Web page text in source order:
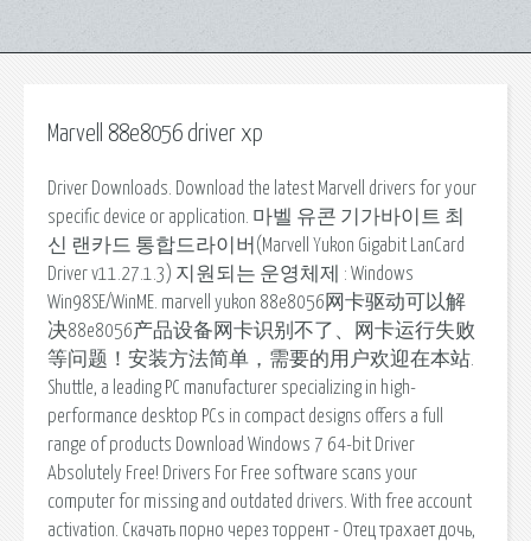
Marvell 88e8056 driver xp
Driver Downloads. Download the latest Marvell drivers for your
specific device or application. 마벨 유콘 기가바이트 최
신 랜카드 통합드라이버(Marvell Yukon Gigabit LanCard
Driver v11.27.1.3) 지원되는 운영체제 : Windows
Win98SE/WinME. marvell yukon 88e8056网卡驱动可以解
决88e8056产品设备网卡识别不了、网卡运行失败
等问题！安装方法简单，需要的用户欢迎在本站.
Shuttle, a leading PC manufacturer specializing in high-
performance desktop PCs in compact designs offers a full
range of products Download Windows 7 64-bit Driver
Absolutely Free! Drivers For Free software scans your
computer for missing and outdated drivers. With free account
activation. Скачать порно через торрент - Отец трахает дочь,